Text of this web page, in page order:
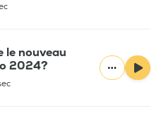
le nouveau
2024?